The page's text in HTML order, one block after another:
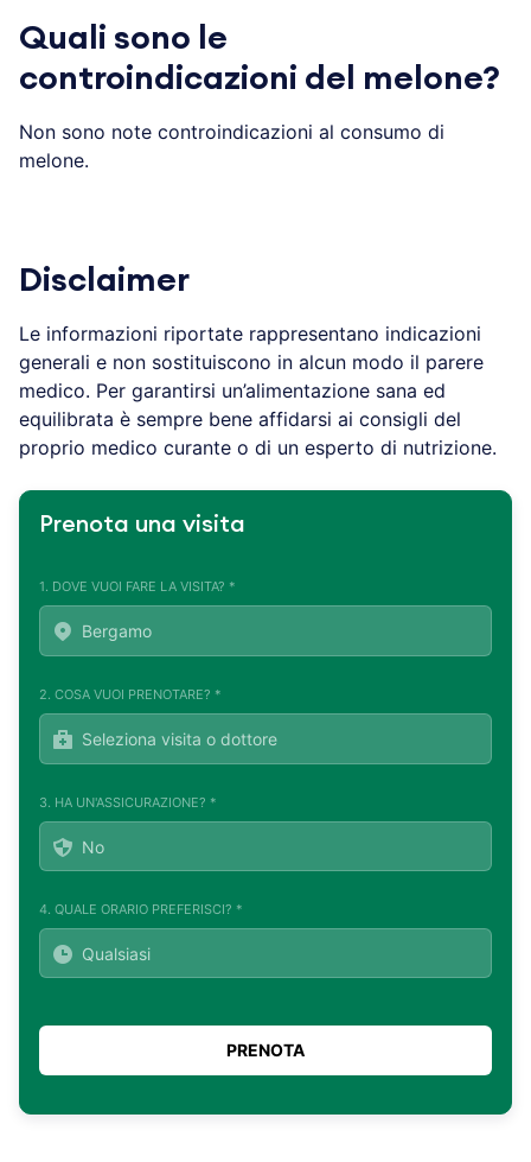
Quali sono le
controindicazioni del melone?
Non sono note controindicazioni al consumo di
melone.
Disclaimer
Le informazioni riportate rappresentano indicazioni
generali e non sostituiscono in alcun modo il parere
medico. Per garantirsi un’alimentazione sana ed
equilibrata è sempre bene affidarsi ai consigli del
proprio medico curante o di un esperto di nutrizione.
Prenota una visita
1. DOVE VUOI FARE LA VISITA? *
2. COSA VUOI PRENOTARE? *
3. HA UN'ASSICURAZIONE? *
4. QUALE ORARIO PREFERISCI? *